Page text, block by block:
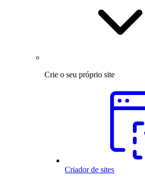
Crie o seu próprio site
Criador de sites